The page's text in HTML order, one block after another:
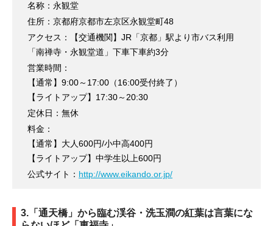
名称：永観堂
住所：京都府京都市左京区永観堂町48
アクセス：【交通機関】JR「京都」駅より市バス利用
「南禅寺・永観堂道」下車下車約3分
営業時間：
【通常】9:00～17:00（16:00受付終了）
【ライトアップ】17:30～20:30
定休日：無休
料金：
【通常】大人600円/小中高400円
【ライトアップ】中学生以上600円
公式サイト： http://www.eikando.or.jp/
3.「通天橋」から臨む渓谷・洗玉澗の紅葉は言葉にな